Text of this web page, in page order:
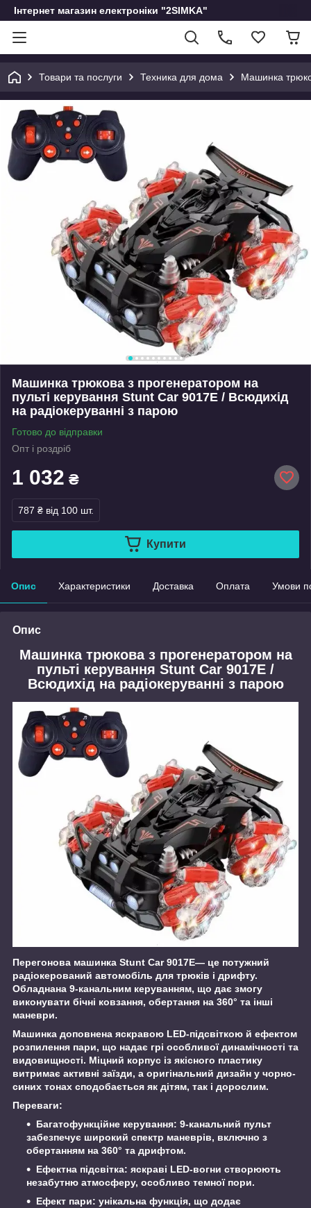
Інтернет магазин електроніки "2SIMKA"
Товари та послуги Техника для дома Машинка
Машинка трюкова з прогенератором на
пульті керування Stunt Car 9017E / Всюдихід
на радіокеруванні з парою
Готово до відправки
Опт і роздріб
1 032 ₴
787 ₴ від 100 шт.
Купити
Опис Характеристики Доставка Оплата Умови
Опис
Машинка трюкова з прогенератором на
пульті керування Stunt Car 9017E /
Всюдихід на радіокеруванні з парою
Перегонова машинка Stunt Car 9017E— це потужний
радіокерований автомобіль для трюків і дрифту.
Обладнана 9-канальним керуванням, що дає змогу
виконувати бічні ковзання, обертання на 360° та інші
маневри.
Машинка доповнена яскравою LED-підсвіткою й ефектом
розпилення пари, що надає грі особливої динамічності та
видовищності. Міцний корпус із якісного пластику
витримає активні заїзди, а оригінальний дизайн у чорно-
синих тонах сподобається як дітям, так і дорослим.
Переваги:
Багатофункційне керування: 9-канальний пульт
забезпечує широкий спектр маневрів, включно з
обертанням на 360° та дрифтом.
Ефектна підсвітка: яскраві LED-вогни створюють
незабутню атмосферу, особливо темної пори.
Ефект пари: унікальна функція, що додає